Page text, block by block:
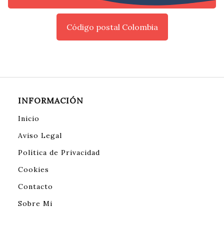
Código postal Colombia
INFORMACIÓN
Inicio
Aviso Legal
Política de Privacidad
Cookies
Contacto
Sobre Mi